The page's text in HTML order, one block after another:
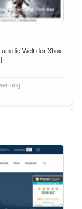
die Welt der Xbox